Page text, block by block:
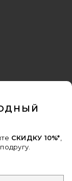
СКИДКУ 10%*